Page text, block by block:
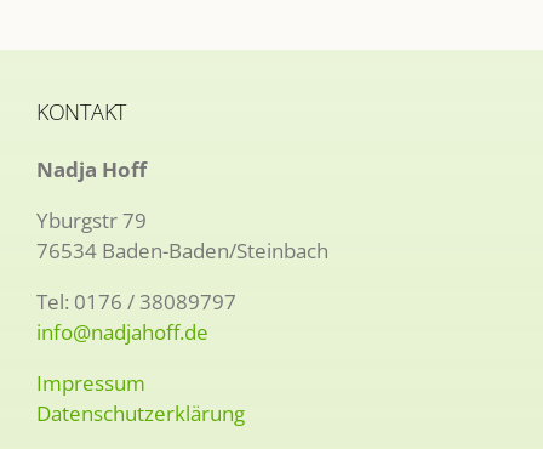
KONTAKT
Nadja Hoff
Yburgstr 79
76534 Baden-Baden/Steinbach
Tel: 0176 / 38089797
info@nadjahoff.de
Impressum
Datenschutzerklärung